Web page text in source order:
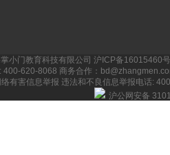
小门教育科技有限公司 沪ICP备16015460
400-620-8068 商务合作：
络有害信息举报 违法和不良信息举报电话:
沪公网安备